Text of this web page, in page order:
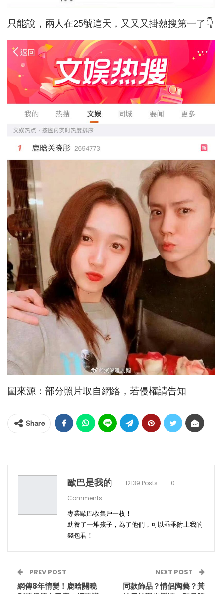
只能說，兩人在25號這天，又又又掛熱搜第一了👇
圖來源：部分照片取自網絡，若侵權請告知
Share
歐巴是我的 12139 Posts
0
Comments
專業歐巴收集戶一枚！
助養了一堆孩子，為了他們，可以乖乖附上我的
錢包君！
PREV POST
網傳8年情變！鹿晗關曉
NEXT POST
同款飾品？情侶陶藝？黃